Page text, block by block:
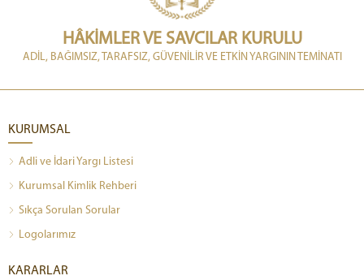
HÂKİMLER VE SAVCILAR KURULU
ADİL, BAĞIMSIZ, TARAFSIZ, GÜVENİLİR VE ETKİN YARGININ TEMİNATI
KURUMSAL
Adli ve İdari Yargı Listesi
Kurumsal Kimlik Rehberi
Sıkça Sorulan Sorular
Logolarımız
KARARLAR